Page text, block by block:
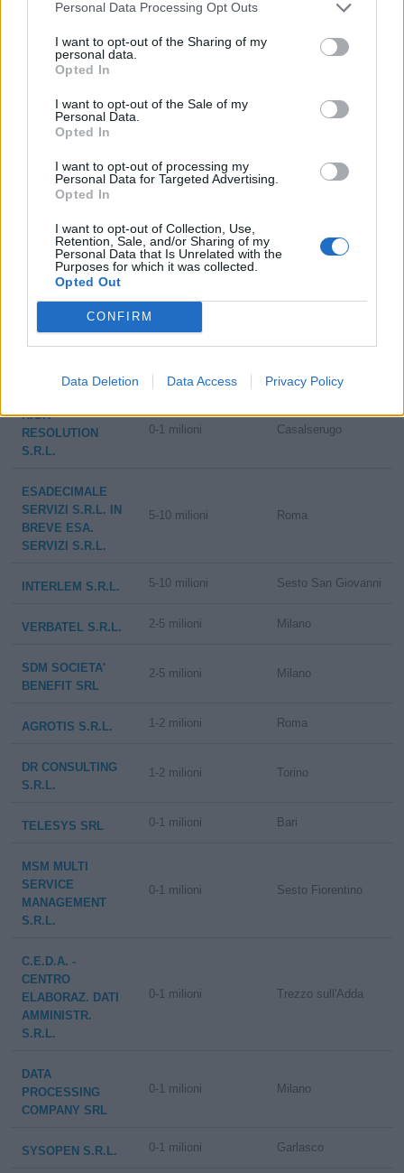
Personal Data Processing Opt Outs
I want to opt-out of the Sharing of my
personal data.
Opted In
I want to opt-out of the Sale of my
Personal Data.
Opted In
I want to opt-out of processing my
Personal Data for Targeted Advertising.
Opted In
I want to opt-out of Collection, Use,
Retention, Sale, and/or Sharing of my
Personal Data that Is Unrelated with the
Purposes for which it was collected.
Opted Out
CONFIRM
Data Deletion Data Access Privacy Policy
MEGA
INTERNATIONAL
S.R.L. IN BREVE
NORTHGATEARINSO
NEPHILA DI
SPALLETTI ED
EMANUELA DAL
MAS SOCIETA'
non pervenuto
CONSULENZA
ELABORAZIONE
2-5 milioni
HIGH
RESOLUTION
S.R.L.
0-1 milioni Casalserugo
ESADECIMALE
SERVIZI S.R.L. IN
BREVE ESA.
SERVIZI S.R.L.
5-10 milioni Roma
INTERLEM S.R.L. 5-10 milioni Sesto San Giovanni
VERBATEL S.R.L. 2-5 milioni Milano
SDM SOCIETA'
BENEFIT SRL
2-5 milioni Milano
AGROTIS S.R.L. 1-2 milioni Roma
DR CONSULTING
S.R.L.
1-2 milioni Torino
TELESYS SRL 0-1 milioni Bari
MSM MULTI
SERVICE
MANAGEMENT
S.R.L.
0-1 milioni Sesto Fiorentino
C.E.D.A. -
CENTRO
ELABORAZ. DATI
AMMINISTR.
S.R.L.
0-1 milioni Trezzo sull'Adda
DATA
PROCESSING
COMPANY SRL
0-1 milioni Milano
SYSOPEN S.R.L. 0-1 milioni Garlasco